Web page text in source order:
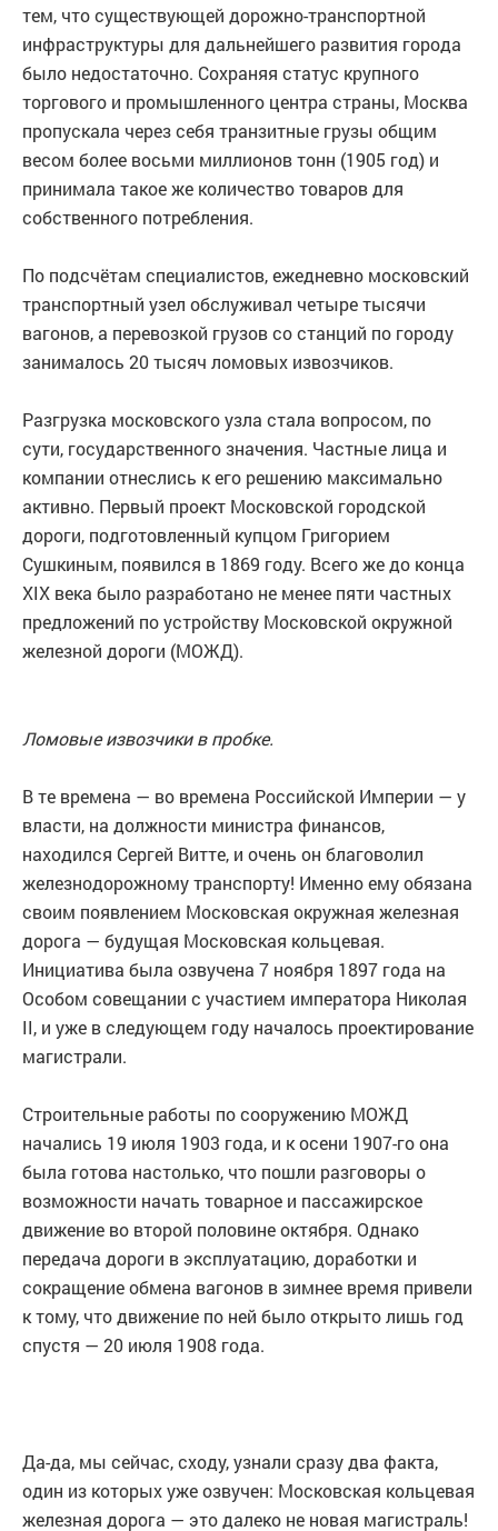
тем, что существующей дорожно-транспортной
инфраструктуры для дальнейшего развития города
было недостаточно. Сохраняя статус крупного
торгового и промышленного центра страны, Москва
пропускала через себя транзитные грузы общим
весом более восьми миллионов тонн (1905 год) и
принимала такое же количество товаров для
собственного потребления.
По подсчётам специалистов, ежедневно московский
транспортный узел обслуживал четыре тысячи
вагонов, а перевозкой грузов со станций по городу
занималось 20 тысяч ломовых извозчиков.
Разгрузка московского узла стала вопросом, по
сути, государственного значения. Частные лица и
компании отнеслись к его решению максимально
активно. Первый проект Московской городской
дороги, подготовленный купцом Григорием
Сушкиным, появился в 1869 году. Всего же до конца
XIX века было разработано не менее пяти частных
предложений по устройству Московской окружной
железной дороги (МОЖД).
Ломовые извозчики в пробке.
В те времена — во времена Российской Империи — у
власти, на должности министра финансов,
находился Сергей Витте, и очень он благоволил
железнодорожному транспорту! Именно ему обязана
своим появлением Московская окружная железная
дорога — будущая Московская кольцевая.
Инициатива была озвучена 7 ноября 1897 года на
Особом совещании с участием императора Николая
II, и уже в следующем году началось проектирование
магистрали.
Строительные работы по сооружению МОЖД
начались 19 июля 1903 года, и к осени 1907-го она
была готова настолько, что пошли разговоры о
возможности начать товарное и пассажирское
движение во второй половине октября. Однако
передача дороги в эксплуатацию, доработки и
сокращение обмена вагонов в зимнее время привели
к тому, что движение по ней было открыто лишь год
спустя — 20 июля 1908 года.
Да-да, мы сейчас, сходу, узнали сразу два факта,
один из которых уже озвучен: Московская кольцевая
железная дорога — это далеко не новая магистраль!